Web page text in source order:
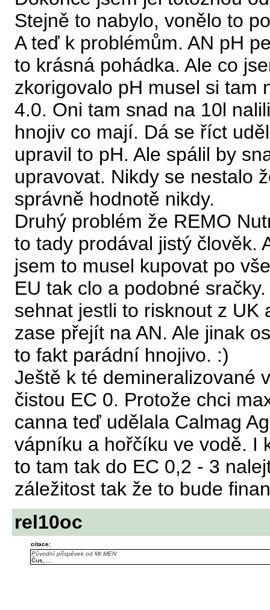
Stejně to nabylo, vonělo to
A teď k problémům. AN pH
to krásná pohádka. Ale co
zkorigovalo pH musel si tam
4.0. Oni tam snad na 10l
hnojiv co mají. Dá se říct
upravil to pH. Ale spálil by
upravovat. Nikdy se nestalo
správně hodnotě nikdy.
Druhý problém že REMO
to tady prodával jistý člověk.
jsem to musel kupovat po
EU tak clo a podobné
sehnat jestli to risknout z
zase přejít na AN. Ale jinak
to fakt parádní hnojivo. :)
Ještě k té demineralizované
čistou EC 0. Protože chci
canna teď udělala Calmag
vápníku a hořčíku ve vodě. I
to tam tak do EC 0,2 - 3
záležitost tak že to bude
rel10oc
citace:
Původní příspěvek od Mr.MEN
Čus, ...